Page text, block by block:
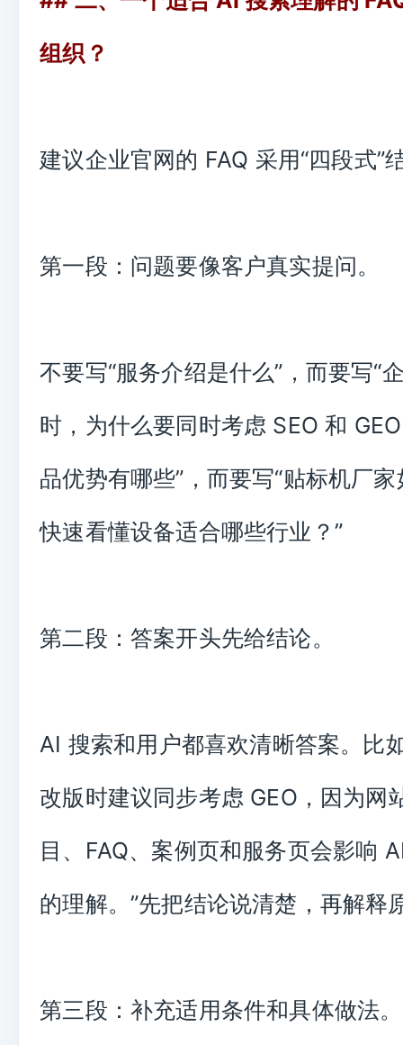
组织？
建议企业官网的 FAQ 采用“四段式”
第一段：问题要像客户真实提问。
不要写“服务介绍是什么”，而要写“
时，为什么要同时考虑 SEO 和
品优势有哪些”，而要写“贴标机厂
快速看懂设备适合哪些行业？”
第二段：答案开头先给结论。
AI 搜索和用户都喜欢清晰答案。比
改版时建议同步考虑 GEO，因为网
目、FAQ、案例页和服务页会影响
的理解。”先把结论说清楚，再解释
第三段：补充适用条件和具体做法。